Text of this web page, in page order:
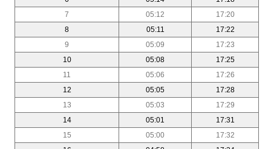
7
05:12
17:20
8
05:11
17:22
9
05:09
17:23
10
05:08
17:25
11
05:06
17:26
12
05:05
17:28
13
05:03
17:29
14
05:01
17:31
15
05:00
17:32